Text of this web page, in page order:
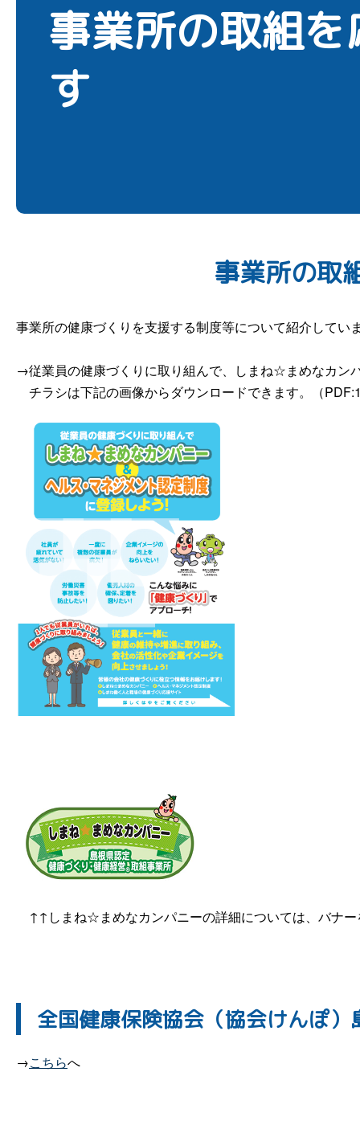
事業所の取組
す
事業所の取
事業所の健康づくりを支援する制度等について紹介してい
→従業員の健康づくりに取り組んで、しまね☆まめなカン
チラシは下記の画像からダウンロードできます。（
↑↑しまね☆まめなカンパニーの詳細については、バナー
全国健康保険協会（協会けんぽ
→こちらへ